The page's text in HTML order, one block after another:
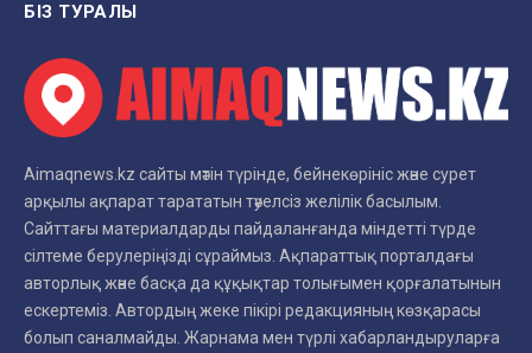
БІЗ ТУРАЛЫ
Aimaqnews.kz сайты мәтін түрінде, бейнекөрініс және сурет
арқылы ақпарат тарататын тәуелсіз желілік басылым.
Сайттағы материалдарды пайдаланғанда міндетті түрде
сілтеме берулеріңізді сұраймыз. Ақпараттық порталдағы
авторлық және басқа да құқықтар толығымен қорғалатынын
ескертеміз. Автордың жеке пікірі редакцияның көзқарасы
болып саналмайды. Жарнама мен түрлі хабарландыруларға